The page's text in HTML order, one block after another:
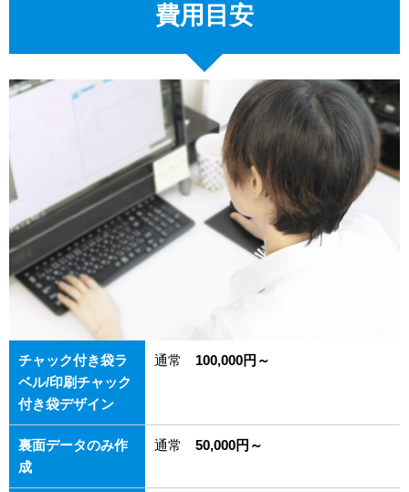
費用目安
チャック付き袋ラ
ベル/印刷チャック
付き袋デザイン
通常 100,000円～
裏面データのみ作
成
通常50,000円～